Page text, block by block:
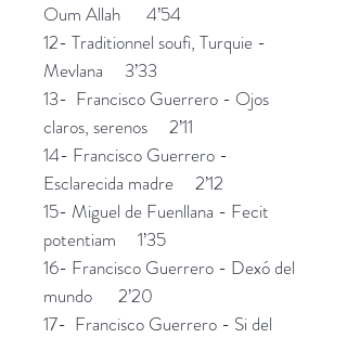
Oum Allah 4’54
12- Traditionnel soufi, Turquie -
Mevlana 3’33
13- Francisco Guerrero - Ojos
claros, serenos 2’11
14- Francisco Guerrero -
Esclarecida madre 2’12
15- Miguel de Fuenllana - Fecit
potentiam 1’35
16- Francisco Guerrero - Dexó del
mundo 2’20
17- Francisco Guerrero - Si del